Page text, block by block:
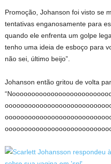
Promoção, Johanson foi visto se
tentativas enganosamente para
quando ele enfrenta um golpe
tenho uma ideia de esboço para
não sei, último beijo”.
Johanson então gritou de volta